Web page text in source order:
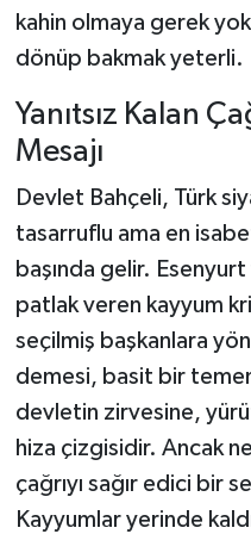
kahin olmaya gerek
dönüp bakmak yeterli.
Yanıtsız Kalan
Mesajı
Devlet Bahçeli, Türk
tasarruflu ama en
başında gelir.
patlak veren kayyum
seçilmiş başkanlara
demesi, basit bir
devletin zirvesine,
hiza çizgisidir. Ancak
çağrıyı sağır edici bir
Kayyumlar yerinde